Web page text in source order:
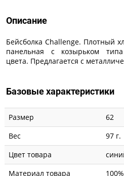
Описание
Бейсболка Challenge. Плотный
панельная с козырьком типа
цвета. Предлагается с
Базовые характеристики
Размер
62
Вес
97 г.
Цвет товара
Материал товара